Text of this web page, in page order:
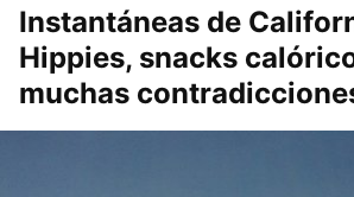
Instantáneas de
Hippies, snacks
muchas